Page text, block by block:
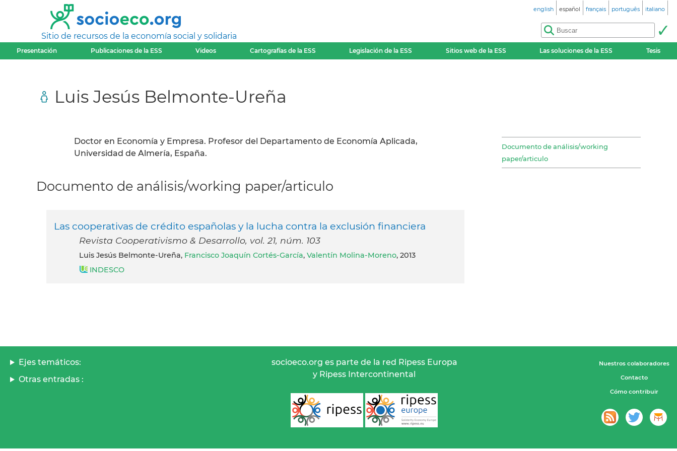
Sitio de recursos de la economía social y solidaria
english español français português italiano
Presentación Publicaciones de la ESS Videos Cartografías de la ESS Legislación de la ESS Sitios web de la ESS Las soluciones de la ESS Tesis
Luis Jesús Belmonte-Ureña
Doctor en Economía y Empresa. Profesor del Departamento de Economía Aplicada,
Universidad de Almería, España.
Documento de análisis/working
paper/articulo
Documento de análisis/working paper/articulo
Las cooperativas de crédito españolas y la lucha contra la exclusión financiera
Revista Cooperativismo & Desarrollo, vol. 21, núm. 103
Luis Jesús Belmonte-Ureña, Francisco Joaquín Cortés-García, Valentín Molina-Moreno, 2013
INDESCO
Ejes temáticos:
Otras entradas :
socioeco.org es parte de la red Ripess Europa
y Ripess Intercontinental
Nuestros colaboradores
Contacto
Cómo contribuir